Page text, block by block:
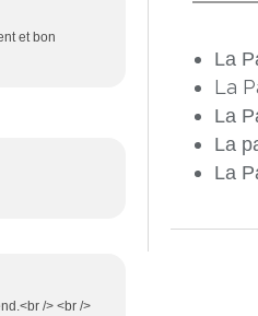
et bon
/> <br />
La
La
La
La
La